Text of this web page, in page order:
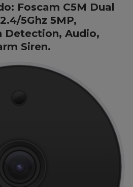
Foscam C5M Dual
5Ghz 5MP,
Detection, Audio,
Siren.